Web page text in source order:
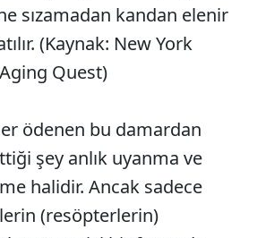
sızamadan kandan elenir
(Kaynak: New York
Quest)
ödenen bu damardan
şey anlık uyanma ve
halidir. Ancak sadece
(resöpterlerin)